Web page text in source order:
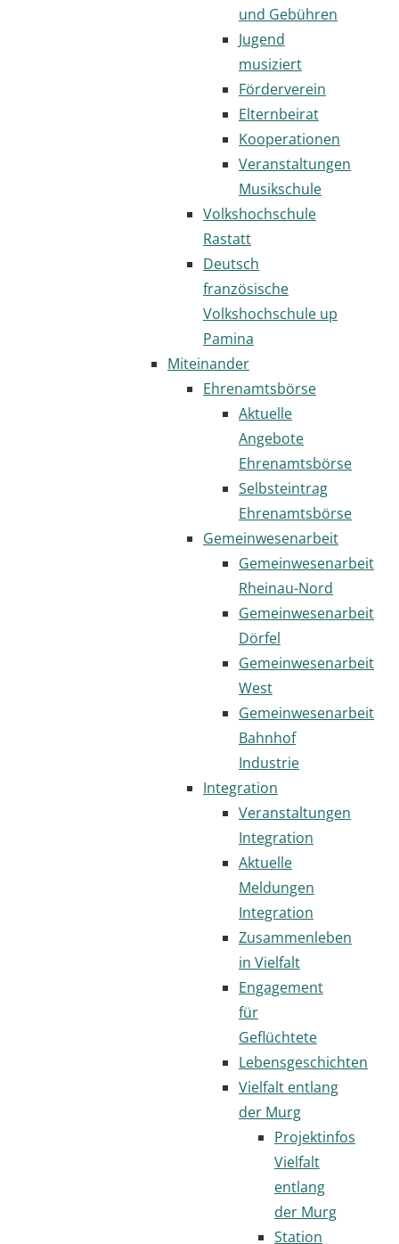
und Gebühren
Jugend
musiziert
Förderverein
Elternbeirat
Kooperationen
Veranstaltungen
Musikschule
Volkshochschule
Rastatt
Deutsch
französische
Volkshochschule up
Pamina
Miteinander
Ehrenamtsbörse
Aktuelle
Angebote
Ehrenamtsbörse
Selbsteintrag
Ehrenamtsbörse
Gemeinwesenarbeit
Gemeinwesenarbeit
Rheinau-Nord
Gemeinwesenarbeit
Dörfel
Gemeinwesenarbeit
West
Gemeinwesenarbeit
Bahnhof
Industrie
Integration
Veranstaltungen
Integration
Aktuelle
Meldungen
Integration
Zusammenleben
in Vielfalt
Engagement
für
Geflüchtete
Lebensgeschichten
Vielfalt entlang
der Murg
Projektinfos
Vielfalt
entlang
der Murg
Station